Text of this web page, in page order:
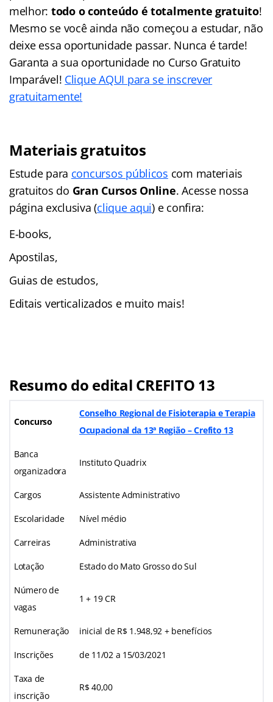
melhor: todo o conteúdo é totalmente gratuito!
Mesmo se você ainda não começou a estudar, não
deixe essa oportunidade passar. Nunca é tarde!
Garanta a sua oportunidade no Curso Gratuito
Imparável! Clique AQUI para se inscrever
gratuitamente!
Materiais gratuitos
Estude para concursos públicos com materiais
gratuitos do Gran Cursos Online. Acesse nossa
página exclusiva (clique aqui) e confira:
E-books,
Apostilas,
Guias de estudos,
Editais verticalizados e muito mais!
Resumo do edital CREFITO 13
Concurso
Conselho Regional de Fisioterapia e Terapia
Ocupacional da 13ª Região –Crefito 13
Banca
organizadora
Instituto Quadrix
Cargos Assistente Administrativo
Escolaridade Nível médio
Carreiras Administrativa
Lotação Estado do Mato Grosso do Sul
Número de
vagas
1 + 19 CR
Remuneração inicial de R$ 1.948,92 + benefícios
Inscrições de 11/02 a 15/03/2021
Taxa de
inscrição
R$ 40,00